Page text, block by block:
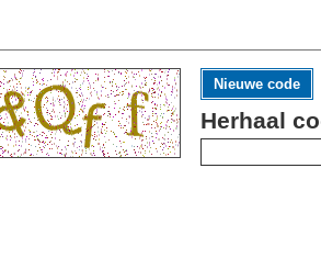
Nieuwe code
Herhaal